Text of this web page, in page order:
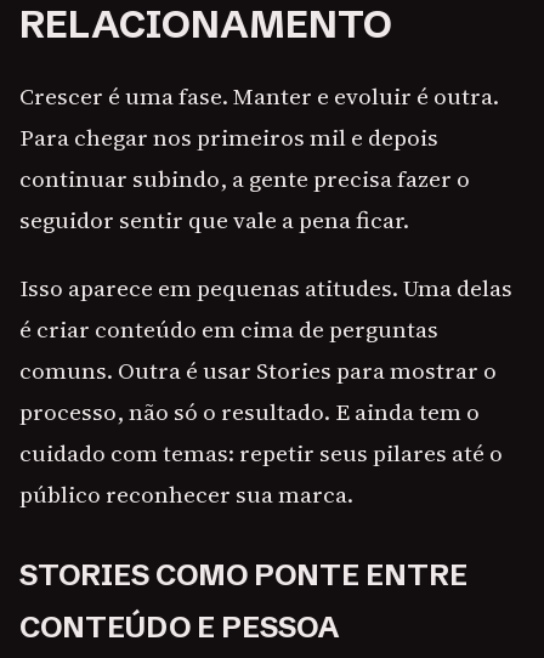
RELACIONAMENTO
Crescer é uma fase. Manter e evoluir é outra.
Para chegar nos primeiros mil e depois
continuar subindo, a gente precisa fazer o
seguidor sentir que vale a pena ficar.
Isso aparece em pequenas atitudes. Uma delas
é criar conteúdo em cima de perguntas
comuns. Outra é usar Stories para mostrar o
processo, não só o resultado. E ainda tem o
cuidado com temas: repetir seus pilares até o
público reconhecer sua marca.
STORIES COMO PONTE ENTRE
CONTEÚDO E PESSOA